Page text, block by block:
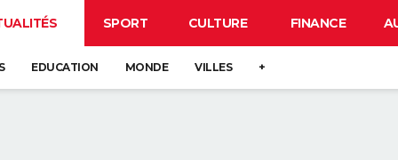
SPORT CULTURE FINANCE
EDUCATION MONDE VILLES +